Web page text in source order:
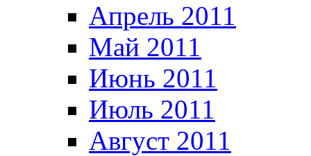
Апрель 2011
Май 2011
Июнь 2011
Июль 2011
Август 2011